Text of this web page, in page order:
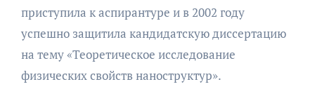
приступила к аспирантуре и в 2002 году
успешно защитила кандидатскую диссертацию
на тему «Теоретическое исследование
физических свойств наноструктур».